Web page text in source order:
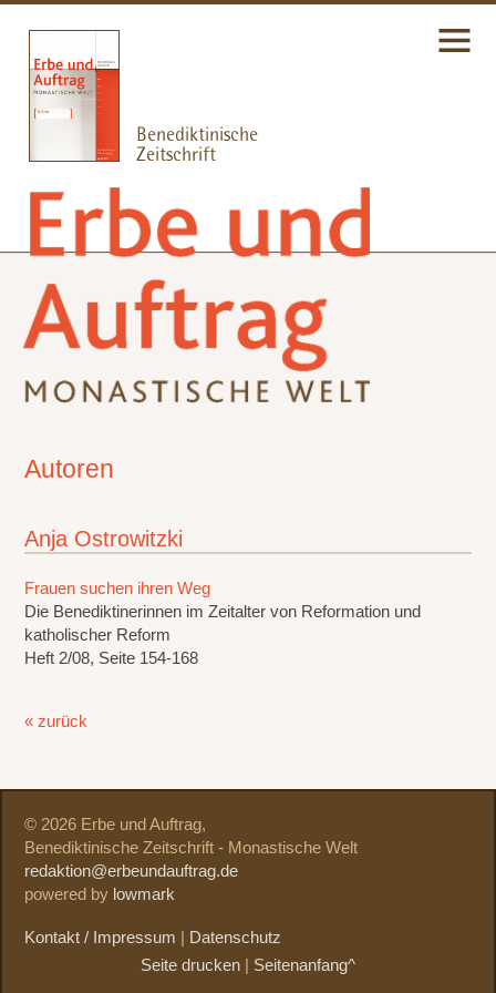
Autoren
Anja Ostrowitzki
Frauen suchen ihren Weg
Die Benediktinerinnen im Zeitalter von Reformation und
katholischer Reform
Heft 2/08, Seite 154-168
« zurück
© 2026 Erbe und Auftrag,
Benediktinische Zeitschrift - Monastische Welt
redaktion@erbeundauftrag.de
powered by lowmark
Kontakt / Impressum
Datenschutz
Seite drucken
Seitenanfang^